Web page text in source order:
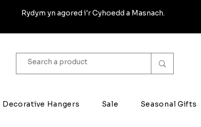
Rydym yn agored i'r Cyhoedd a Masnach.
Decorative Hangers Sale Seasonal Gifts